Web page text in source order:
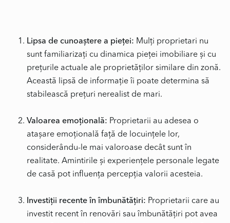
Lipsa de cunoaștere a pieței: Mulți proprietari nu
sunt familiarizați cu dinamica pieței imobiliare și cu
prețurile actuale ale proprietăților similare din zonă.
Această lipsă de informație îi poate determina să
stabilească prețuri nerealist de mari.
Valoarea emoțională: Proprietarii au adesea o
atașare emoțională față de locuințele lor,
considerându-le mai valoroase decât sunt în
realitate. Amintirile și experiențele personale legate
de casă pot influența percepția valorii acesteia.
Investiții recente în îmbunătățiri: Proprietarii care au
investit recent în renovări sau îmbunătățiri pot avea